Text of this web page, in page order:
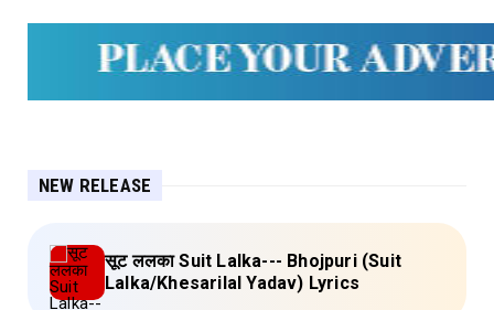
NEW RELEASE
सूट ललका Suit Lalka--- Bhojpuri (Suit
Lalka/Khesarilal Yadav) Lyrics